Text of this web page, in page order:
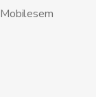
Mobilesem